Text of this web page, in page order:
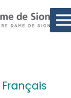
Français